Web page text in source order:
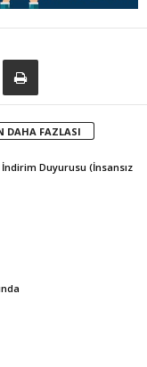
DAHA FAZLASI
Duyurusu (İnsansız